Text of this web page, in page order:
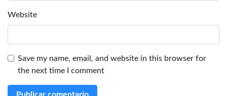
Website
Save my name, email, and website in this browser for
the next time I comment